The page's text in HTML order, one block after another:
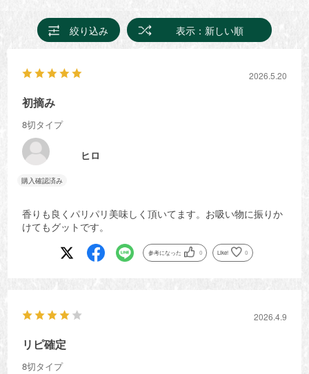
絞り込み 表示：新しい順
2026.5.20
初摘み
8切タイプ
ヒロ
香りも良くパリパリ美味しく頂いてます。お吸い物に振りか
けてもグットです。
参考になった 0 Like! 0
2026.4.9
リピ確定
8切タイプ